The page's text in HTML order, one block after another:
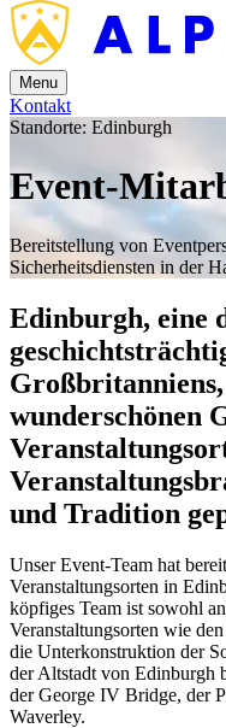
Menu
Kontakt
Standorte: Edinburgh
Event-
Bereitstellung von
Sicherheitsdiensten in der
Edinburgh, eine
wunderschönen
und Tradition
Unser Event-Team hat
Veranstaltungsorten in
köpfiges Team ist sowohl
Veranstaltungsorten wie
die Unterkonstruktion der
der Altstadt von Edinburgh
der George IV Bridge, der
Waverley.